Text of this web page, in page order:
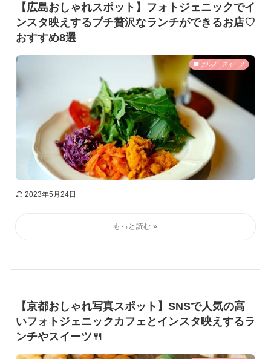
【広島おしゃれスポット】フォトジェニックでイ
ンスタ映えするプチ贅沢なランチができるお店♡
おすすめ8選
グルメ・スイーツ
2023年5月24日
【京都おしゃれ写真スポット】SNSで人気の高
いフォトジェニックカフェとインスタ映えするラ
ンチやスイーツ🍴